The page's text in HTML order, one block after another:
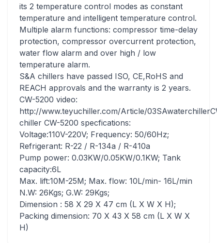
its 2 temperature control modes as constant
temperature and intelligent temperature control.
Multiple alarm functions: compressor time-delay
protection, compressor overcurrent protection,
water flow alarm and over high / low
temperature alarm.
S&A chillers have passed ISO, CE,RoHS and
REACH approvals and the warranty is 2 years.
CW-5200 video:
http://www.teyuchiller.com/Article/
chiller CW-5200 specfications:
Voltage:110V-220V; Frequency: 50/60Hz;
Refrigerant: R-22 / R-134a / R-410a
Pump power: 0.03KW/0.05KW/0.1KW; Tank
capacity:6L
Max. lift:10M-25M; Max. flow: 10L/min- 16L/min
N.W: 26Kgs; G.W: 29Kgs;
Dimension : 58 X 29 X 47 cm (L X W X H);
Packing dimension: 70 X 43 X 58 cm (L X W X
H)